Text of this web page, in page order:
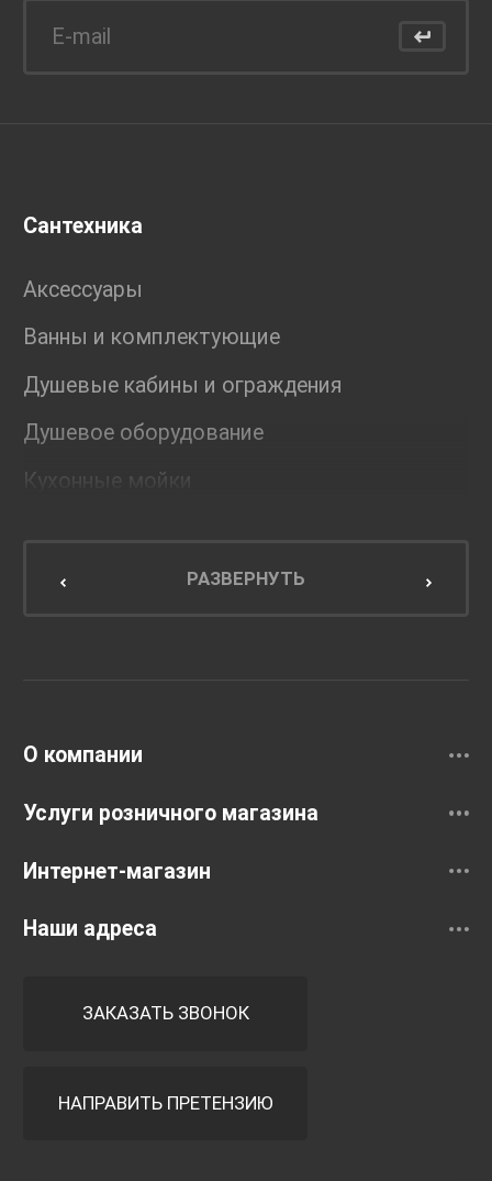
Сантехника
Аксессуары
Ванны и комплектующие
Душевые кабины и ограждения
Душевое оборудование
Кухонные мойки
Мебель для кухниРАЗВЕРНУТЬ
О компании
Услуги розничного магазина
Интернет-магазин
Наши адреса
ЗАКАЗАТЬ ЗВОНОК
НАПРАВИТЬ ПРЕТЕНЗИЮ